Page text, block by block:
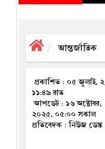
আন্তর্জাতিক
প্রকাশিত : ০৫ জুলাই,
১১:৪৯ রাত
আপডেট : ১৬ অক্টোবর,
২০২৫, ০৫:০০ সকাল
প্রতিবেদক : নিউজ ডেস্ক